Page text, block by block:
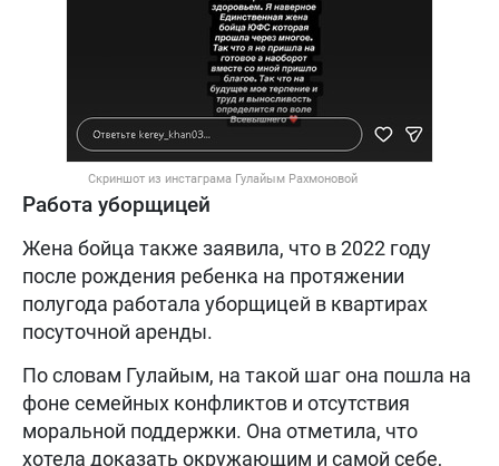
Скриншот из инстаграма Гулайым Рахмоновой
Работа уборщицей
Жена бойца также заявила, что в 2022 году
после рождения ребенка на протяжении
полугода работала уборщицей в квартирах
посуточной аренды.
По словам Гулайым, на такой шаг она пошла на
фоне семейных конфликтов и отсутствия
моральной поддержки. Она отметила, что
хотела доказать окружающим и самой себе,